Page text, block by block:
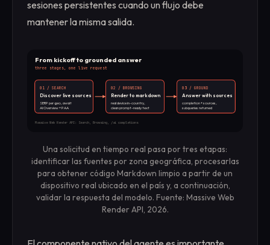
sesiones persistentes cuando un flujo debe
mantener la misma salida.
From kickoff to grounded answer
three stages, one live request
01 / SEARCH
Discover live sources
SERP per geo, await
AI Overview + PAA
02 / BROWSING
Render to markdown
real device in-country,
clean prompt-ready text
03 / GROUND
Answer with sources
completion + sources,
subqueries returned
Massive Web Render API: Search, Browsing, /ai completions
Una solicitud en tiempo real pasa por tres etapas:
identificar las fuentes por zona geográfica, procesarlas
para obtener código Markdown limpio a partir de un
dispositivo real ubicado en el país y, a continuación,
validar la respuesta del modelo. Fuente: Massive Web
Render API, 2026.